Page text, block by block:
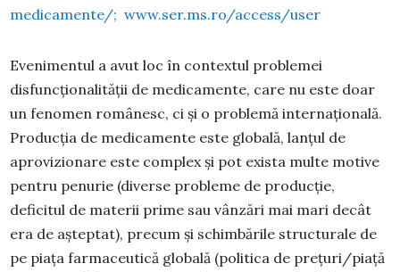
medicamente/; www.ser.ms.ro/access/user
Evenimentul a avut loc în contextul problemei
disfuncționalității de medicamente, care nu este doar
un fenomen românesc, ci și o problemă internațională.
Producția de medicamente este globală, lanțul de
aprovizionare este complex și pot exista multe motive
pentru penurie (diverse probleme de producție,
deficitul de materii prime sau vânzări mai mari decât
era de așteptat), precum și schimbările structurale de
pe piața farmaceutică globală (politica de prețuri/piață